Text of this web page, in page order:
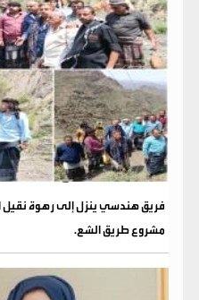
فريق هندسي ينزل إلى رهوة
مشروع طريق الشع.